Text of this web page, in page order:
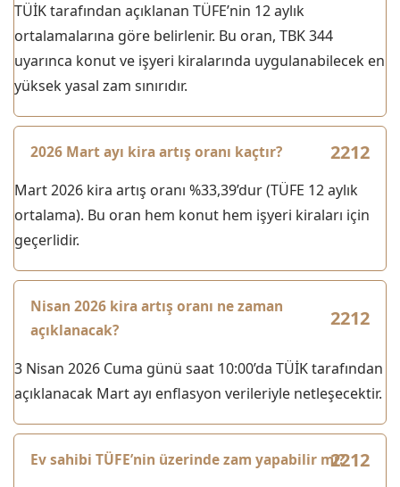
TÜİK tarafından açıklanan TÜFE’nin 12 aylık
ortalamalarına göre belirlenir. Bu oran, TBK 344
uyarınca konut ve işyeri kiralarında uygulanabilecek en
yüksek yasal zam sınırıdır.
2026 Mart ayı kira artış oranı kaçtır?
Mart 2026 kira artış oranı %33,39’dur (TÜFE 12 aylık
ortalama). Bu oran hem konut hem işyeri kiraları için
geçerlidir.
Nisan 2026 kira artış oranı ne zaman
açıklanacak?
3 Nisan 2026 Cuma günü saat 10:00’da TÜİK tarafından
açıklanacak Mart ayı enflasyon verileriyle netleşecektir.
Ev sahibi TÜFE’nin üzerinde zam yapabilir mi?